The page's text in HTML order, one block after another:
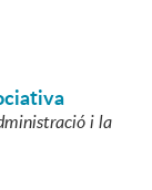
i la